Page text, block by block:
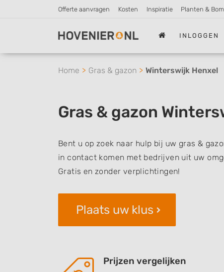
Offerte aanvragen Kosten Inspiratie Planten &
INLOGGEN
Home Gras & gazon Winterswijk Henxel
Gras & gazon
Bent u op zoek naar hulp bij uw gras &
in contact komen met bedrijven uit uw
Gratis en zonder verplichtingen!
Plaats uw klus
Prijzen vergelijken